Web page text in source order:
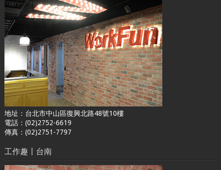
地址：台北市中山區復興北路48號10樓
電話：(02)2752-6619
傳真：(02)2751-7797
工作趣〡台南